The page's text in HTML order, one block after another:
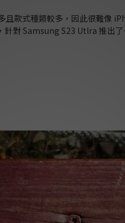
款式種類較多，因此很難像
針對 Samsung S23 Utlra 推出